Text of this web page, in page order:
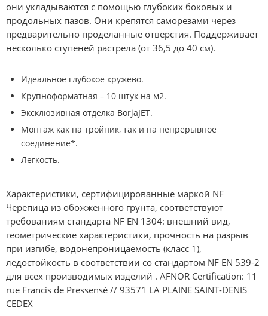
они укладываются с помощью глубоких боковых и
продольных пазов. Они крепятся саморезами через
предварительно проделанные отверстия. Поддерживает
несколько ступеней растрела (от 36,5 до 40 см).
Идеальное глубокое кружево.
Крупноформатная – 10 штук на м2.
Эксклюзивная отделка BorjaJET.
Монтаж как на тройник, так и на непрерывное
соединение*.
Легкость.
Характеристики, сертифицированные маркой NF
Черепица из обожженного грунта, соответствуют
требованиям стандарта NF EN 1304: внешний вид,
геометрические характеристики, прочность на разрыв
при изгибе, водонепроницаемость (класс 1),
ледостойкость в соответствии со стандартом NF EN 539-2
для всех производимых изделий . AFNOR Certification: 11
rue Francis de Pressensé // 93571 LA PLAINE SAINT-DENIS
CEDEX